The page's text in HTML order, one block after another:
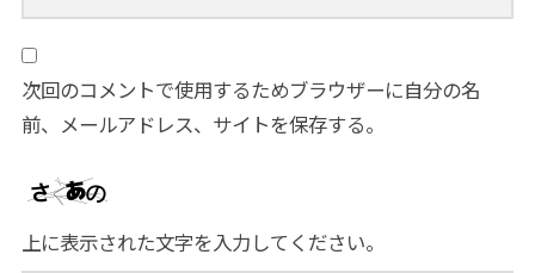
次回のコメントで使用するためブラウザーに自分の名
前、メールアドレス、サイトを保存する。
上に表示された文字を入力してください。